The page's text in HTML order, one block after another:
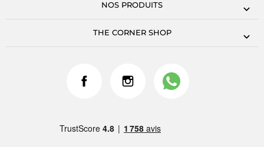
NOS PRODUITS
THE CORNER SHOP